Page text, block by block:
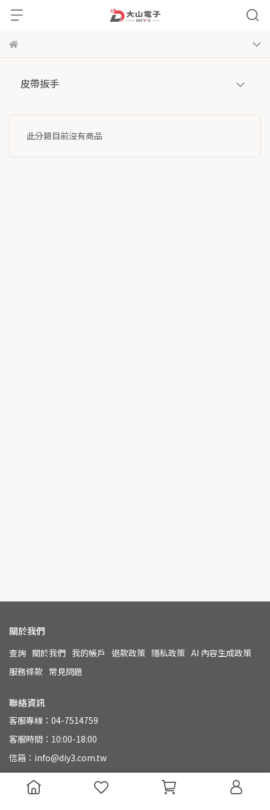
皮帶扳手
此分類目前沒有商品
關於我們
查詢 關於我們 我的帳戶 退款政策 隱私政策 AI 內容生成政策
服務條款 常見問題
聯絡資訊
客服專線：04-7514759
客服時間：10:00-18:00
信箱：info@diy3.com.tw
地址：500 彰化縣彰化市永興街110號
統一編號：90804649